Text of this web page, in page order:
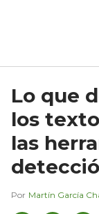
Lo que
los
las
Martín García